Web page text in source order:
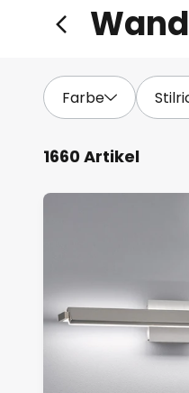
Farbe
1660 Artikel